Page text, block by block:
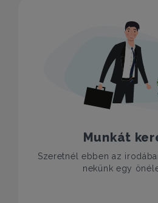
Munkát
Szeretnél ebben az
nekünk egy